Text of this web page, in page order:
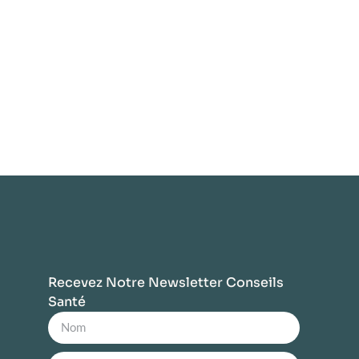
Recevez Notre Newsletter Conseils
Santé